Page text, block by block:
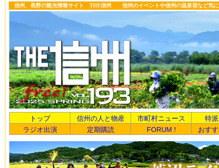
信州、長野の観光情報サイト THE信州 信州のイベントや信州の温泉宿など気に
トップ 信州の人と物産 市町村ニュース
特
ラジオ出演
定期購読 FORUM ! おす